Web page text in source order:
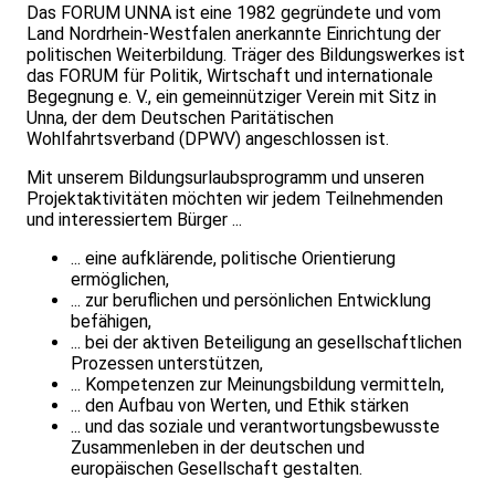
Das FORUM UNNA ist eine 1982 gegründete und vom
Land Nordrhein-Westfalen anerkannte Einrichtung der
politischen Weiterbildung. Träger des Bildungswerkes ist
das FORUM für Politik, Wirtschaft und internationale
Begegnung e. V., ein gemeinnütziger Verein mit Sitz in
Unna, der dem Deutschen Paritätischen
Wohlfahrtsverband (DPWV) angeschlossen ist.
Mit unserem Bildungsurlaubsprogramm und unseren
Projektaktivitäten möchten wir jedem Teilnehmenden
und interessiertem Bürger ...
... eine aufklärende, politische Orientierung
ermöglichen,
... zur beruflichen und persönlichen Entwicklung
befähigen,
... bei der aktiven Beteiligung an gesellschaftlichen
Prozessen unterstützen,
... Kompetenzen zur Meinungsbildung vermitteln,
... den Aufbau von Werten, und Ethik stärken
... und das soziale und verantwortungsbewusste
Zusammenleben in der deutschen und
europäischen Gesellschaft gestalten.